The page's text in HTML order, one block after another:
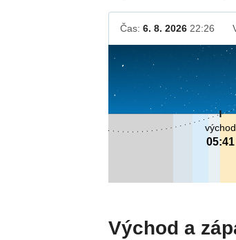
Čas:6. 8. 2026 22:26
východ
05:41
Východ a